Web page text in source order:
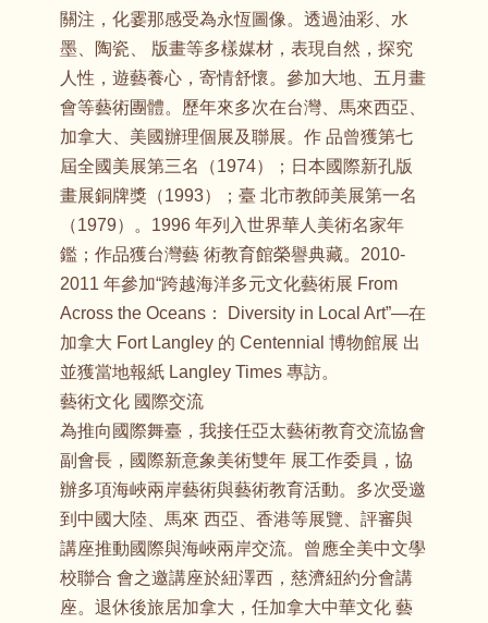
關注，化霎那感受為永恆圖像。透過油彩、水
墨、陶瓷、 版畫等多樣媒材，表現自然，探究
人性，遊藝養心，寄情舒懷。參加大地、五月畫
會等藝術團體。歷年來多次在台灣、馬來西亞、
加拿大、美國辦理個展及聯展。作 品曾獲第七
屆全國美展第三名（1974）；日本國際新孔版
畫展銅牌獎（1993）；臺 北市教師美展第一名
（1979）。1996 年列入世界華人美術名家年
鑑；作品獲台灣藝 術教育館榮譽典藏。2010-
2011 年參加“跨越海洋多元文化藝術展 From
Across the Oceans： Diversity in Local Art”—在
加拿大 Fort Langley 的 Centennial 博物館展 出
並獲當地報紙 Langley Times 專訪。
藝術文化 國際交流
為推向國際舞臺，我接任亞太藝術教育交流協會
副會長，國際新意象美術雙年 展工作委員，協
辦多項海峽兩岸藝術與藝術教育活動。多次受邀
到中國大陸、馬來 西亞、香港等展覽、評審與
講座推動國際與海峽兩岸交流。曾應全美中文學
校聯合 會之邀講座於紐澤西，慈濟紐約分會講
座。退休後旅居加拿大，任加拿大中華文化 藝